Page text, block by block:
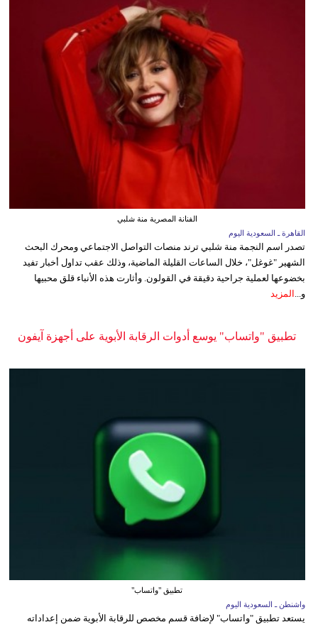
الفنانة المصرية منة شلبي
القاهرة ـ السعودية اليوم
تصدر اسم النجمة منة شلبي ترند منصات التواصل الاجتماعي ومحرك البحث
الشهير "غوغل"، خلال الساعات القليلة الماضية، وذلك عقب تداول أخبار تفيد
بخضوعها لعملية جراحية دقيقة في القولون. وأثارت هذه الأنباء قلق محبيها
و...
المزيد
تطبيق "واتساب" يوسع أدوات الرقابة الأبوية على أجهزة آيفون
تطبيق "واتساب"
واشنطن ـ السعودية اليوم
يستعد تطبيق "واتساب" لإضافة قسم مخصص للرقابة الأبوية ضمن إعداداته